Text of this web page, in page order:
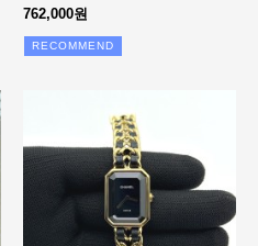
762,000원
RECOMMEND